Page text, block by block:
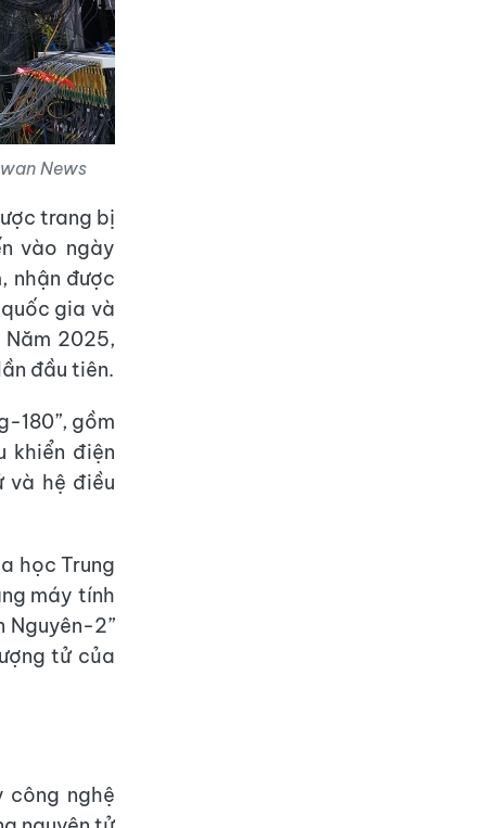
News
trang bị
vào ngày
nhận được
gia và
2025,
đầu tiên.
180”, gồm
khiển điện
và hệ điều
học Trung
máy tính
Nguyên-2”
tử của
công nghệ